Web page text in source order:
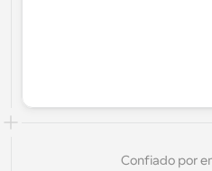
Confiado por